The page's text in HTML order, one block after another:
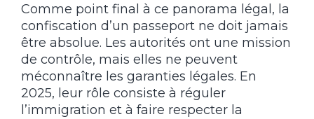
Comme point final à ce panorama légal, la
confiscation d’un passeport ne doit jamais
être absolue. Les autorités ont une mission
de contrôle, mais elles ne peuvent
méconnaître les garanties légales. En
2025, leur rôle consiste à réguler
l’immigration et à faire respecter la